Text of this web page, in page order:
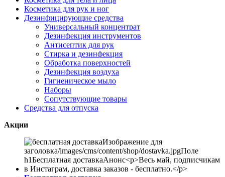
Косметика для рук и ног
Дезинфицирующие средства
Универсальный концентрат
Дезинфекция инструментов
Антисептик для рук
Стирка и дезинфекция
Обработка поверхностей
Дезинфекция воздуха
Гигиеническое мыло
Наборы
Сопутствующие товары
Средства для отпуска
Акции